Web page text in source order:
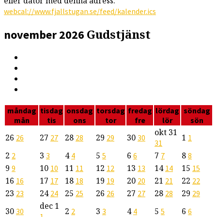
webcal://www.fjallstugan.se/feed/kalender.ics
november 2026 Gudstjänst
måndag
mån
tisdag
tis
onsdag
ons
torsdag
tor
fredag
fre
lördag
lör
söndag
sön
26 26 27 27 28 28 29 29 30 30 okt 31
31 1 1
2 2 3 3 4 4 5 5 6 6 7 7 8 8
9 9 10 10 11 11 12 12 13 13 14 14 15 15
16 16 17 17 18 18 19 19 20 20 21 21 22 22
23 23 24 24 25 25 26 26 27 27 28 28 29 29
30 30 dec 1 2 2 3 3 4 4 5 5 6 6